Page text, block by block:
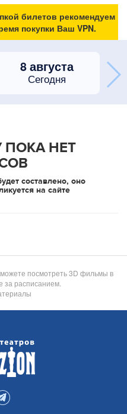
билетов рекомендуем
покупки Ваш VPN.
8 августа
Сегодня
ПОКА НЕТ
составлено, оно
на сайте
посмотреть 3D фильмы в
за расписанием.